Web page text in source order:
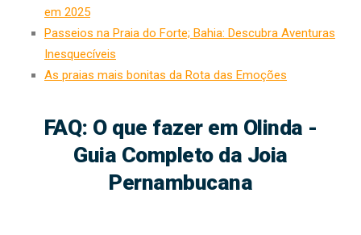
em 2025
Passeios na Praia do Forte; Bahia: Descubra Aventuras
Inesquecíveis
As praias mais bonitas da Rota das Emoções
FAQ: O que fazer em Olinda -
Guia Completo da Joia
Pernambucana